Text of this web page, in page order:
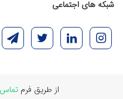
شبکه های اجتماعی
از طریق فرمتماس